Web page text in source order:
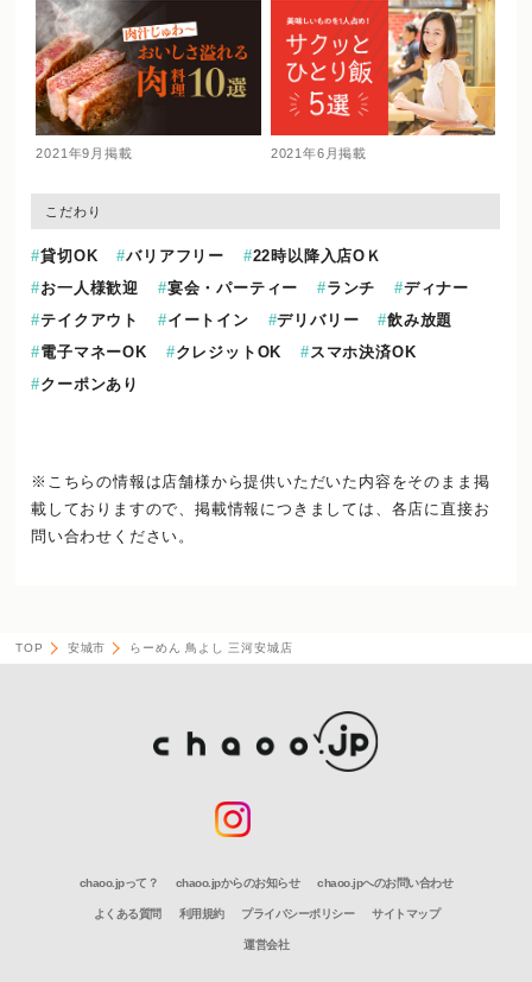
2021年9月掲載 2021年6月掲載
こだわり
貸切OK バリアフリー
22時以降入店OＫ
お一人様歓迎
宴会・パーティー ランチ
ディナー
テイクアウト
イートイン デリバリー
飲み放題
電子マネーOK
クレジットOK
スマホ決済OK
クーポンあり
※こちらの情報は店舗様から提供いただいた内容をそのまま掲
載しておりますので、掲載情報につきましては、各店に直接お
問い合わせください。
TOP 安城市 らーめん 鳥よし 三河安城店
chaoo.jpって？ chaoo.jpからのお知らせ chaoo.jpへのお問い合わせ
よくある質問 利用規約 プライバシーポリシー サイトマップ
運営会社